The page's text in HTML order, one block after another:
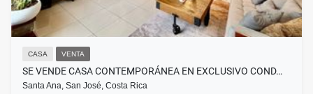
CASA VENTA
SE VENDE CASA CONTEMPORÁNEA EN EXCLUSIVO COND…
Santa Ana, San José, Costa Rica